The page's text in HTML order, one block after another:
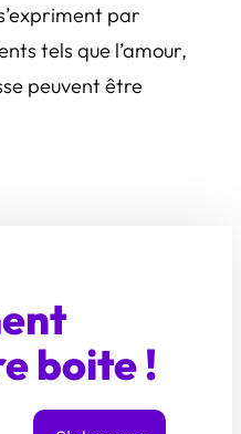
par
tels que l’amour,
peuvent être
boite !